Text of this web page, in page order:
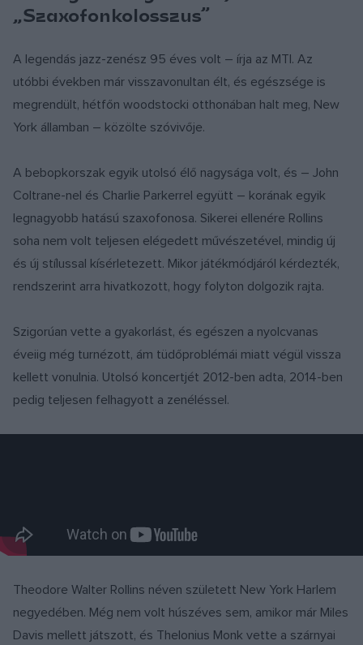
„Szaxofonkolosszus”
A legendás jazz-zenész 95 éves volt – írja az MTI. Az
utóbbi években már visszavonultan élt, és egészsége is
megrendült, hétfőn woodstocki otthonában halt meg, New
York államban – közölte szóvivője.
A bebopkorszak egyik utolsó élő nagysága volt, és – John
Coltrane-nel és Charlie Parkerrel együtt – korának egyik
legnagyobb hatású szaxofonosa. Sikerei ellenére Rollins
soha nem volt teljesen elégedett művészetével, mindig új
és új stílussal kísérletezett. Mikor játékmódjáról kérdezték,
rendszerint arra hivatkozott, hogy folyton dolgozik rajta.
Szigorúan vette a gyakorlást, és egészen a nyolcvanas
éveiig még turnézott, ám tüdőproblémái miatt végül vissza
kellett vonulnia. Utolsó koncertjét 2012-ben adta, 2014-ben
pedig teljesen felhagyott a zenéléssel.
Theodore Walter Rollins néven született New York Harlem
negyedében. Még nem volt húszéves sem, amikor már Miles
Davis mellett játszott, és Thelonius Monk vette a szárnyai